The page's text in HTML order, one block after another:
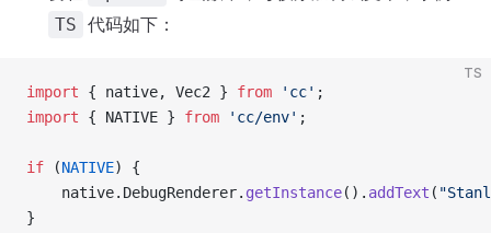
TS 代码如下：
TS
import { native, Vec2 } from 'cc' ;
import { NATIVE } from 'cc/env' ;
if (NATIVE) {
    native.DebugRenderer.
getInstance(). addText (
}